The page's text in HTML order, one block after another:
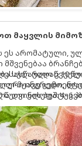
მაყვლის
ეს არომატული,
მჟავე გემო,
ღვინის
კოქტეილს.
სულ რაღაც 10
წუთი ულუფა: 4–6